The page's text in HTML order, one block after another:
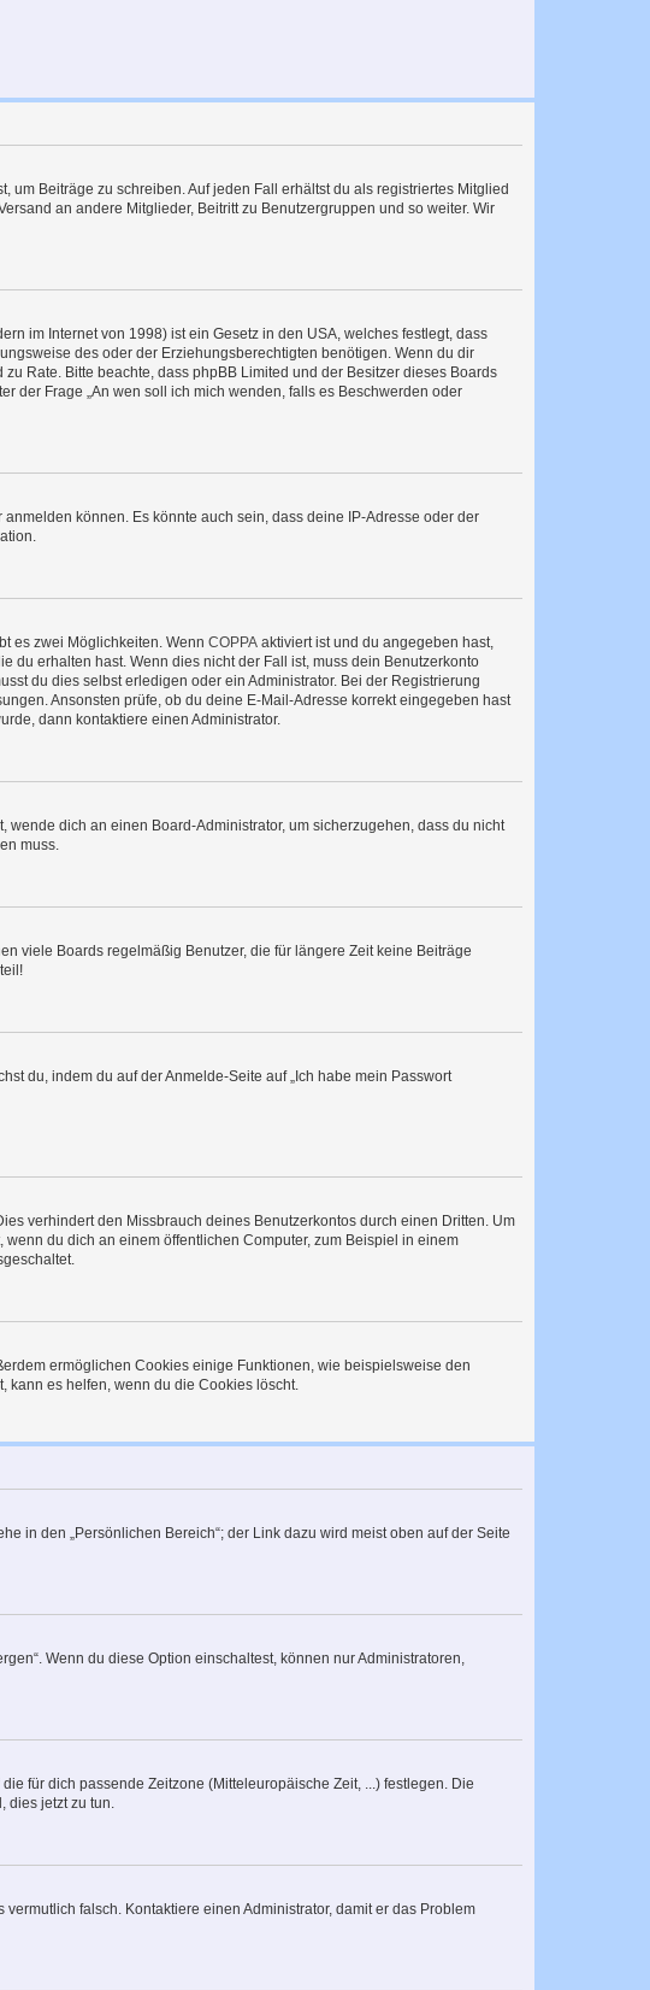
Beiträge zu schreiben. Auf jeden Fall erhältst du als registriertes Mitglied
an andere Mitglieder, Beitritt zu Benutzergruppen und so weiter. Wir
im Internet von 1998) ist ein Gesetz in den USA, welches festlegt, dass
des oder der Erziehungsberechtigten benötigen. Wenn du dir
Rate. Bitte beachte, dass phpBB Limited und der Besitzer dieses Boards
der Frage „An wen soll ich mich wenden, falls es Beschwerden oder
können. Es könnte auch sein, dass deine IP-Adresse oder der
es zwei Möglichkeiten. Wenn COPPA aktiviert ist und du angegeben hast,
du erhalten hast. Wenn dies nicht der Fall ist, muss dein Benutzerkonto
du dies selbst erledigen oder ein Administrator. Bei der Registrierung
Ansonsten prüfe, ob du deine E-Mail-Adresse korrekt eingegeben hast
dann kontaktiere einen Administrator.
dich an einen Board-Administrator, um sicherzugehen, dass du nicht
muss.
viele Boards regelmäßig Benutzer, die für längere Zeit keine Beiträge
du, indem du auf der Anmelde-Seite auf „Ich habe mein Passwort
verhindert den Missbrauch deines Benutzerkontos durch einen Dritten. Um
du dich an einem öffentlichen Computer, zum Beispiel in einem
ermöglichen Cookies einige Funktionen, wie beispielsweise den
kann es helfen, wenn du die Cookies löscht.
in den „Persönlichen Bereich“; der Link dazu wird meist oben auf der Seite
Wenn du diese Option einschaltest, können nur Administratoren,
für dich passende Zeitzone (Mitteleuropäische Zeit, ...) festlegen. Die
dies jetzt zu tun.
falsch. Kontaktiere einen Administrator, damit er das Problem